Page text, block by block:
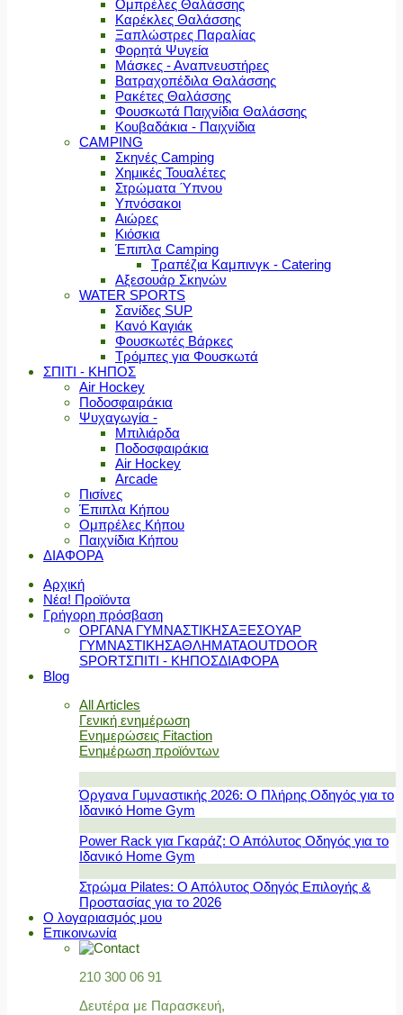
Ομπρέλες Θαλάσσης
Καρέκλες Θαλάσσης
Ξαπλώστρες Παραλίας
Φορητά Ψυγεία
Μάσκες - Αναπνευστήρες
Βατραχοπέδιλα Θαλάσσης
Ρακέτες Θαλάσσης
Φουσκωτά Παιχνίδια Θαλάσσης
Κουβαδάκια - Παιχνίδια
CAMPING
Σκηνές Camping
Χημικές Τουαλέτες
Στρώματα Ύπνου
Υπνόσακοι
Αιώρες
Κιόσκια
Έπιπλα Camping
Τραπέζια Καμπινγκ - Catering
Αξεσουάρ Σκηνών
WATER SPORTS
Σανίδες SUP
Κανό Καγιάκ
Φουσκωτές Βάρκες
Τρόμπες για Φουσκωτά
ΣΠΙΤΙ - ΚΗΠΟΣ
Air Hockey
Ποδοσφαιράκια
Ψυχαγωγία -
Μπιλιάρδα
Ποδοσφαιράκια
Air Hockey
Arcade
Πισίνες
Έπιπλα Κήπου
Ομπρέλες Κήπου
Παιχνίδια Κήπου
ΔΙΑΦΟΡΑ
Αρχική
Νέα! Προϊόντα
Γρήγορη πρόσβαση
ΟΡΓΑΝΑ ΓΥΜΝΑΣΤΙΚΗΣΑΞΕΣΟΥΑΡ
ΓΥΜΝΑΣΤΙΚΗΣΑΘΛΗΜΑΤΑOUTDOOR
SPORTΣΠΙΤΙ - ΚΗΠΟΣΔΙΑΦΟΡΑ
Blog
All Articles
Γενική ενημέρωση
Ενημερώσεις Fitaction
Ενημέρωση προϊόντων
Όργανα Γυμναστικής 2026: Ο Πλήρης Οδηγός για το
Ιδανικό Home Gym
Power Rack για Γκαράζ: Ο Απόλυτος Οδηγός για το
Ιδανικό Home Gym
Στρώμα Pilates: Ο Απόλυτος Οδηγός Επιλογής &
Προστασίας για το 2026
Ο λογαριασμός μου
Επικοινωνία
210 300 06 91
Δευτέρα με Παρασκευή,